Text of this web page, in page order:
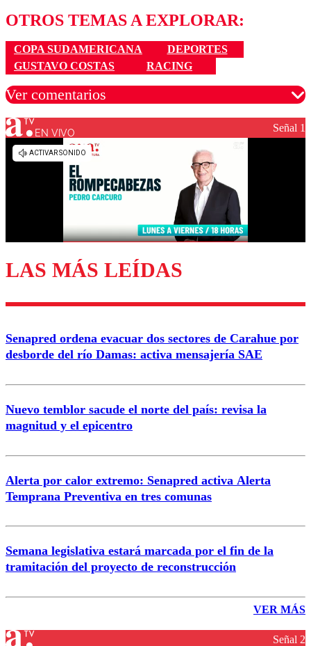
OTROS TEMAS A EXPLORAR:
COPA SUDAMERICANA
DEPORTES
GUSTAVO COSTAS
RACING
Ver comentarios
Los comentarios son moderados para garantizar un
diálogo respetuoso.
Enviar comentario
EN VIVO Señal 1
LAS MÁS LEÍDAS
Senapred ordena evacuar dos sectores de Carahue por
desborde del río Damas: activa mensajería SAE
Nuevo temblor sacude el norte del país: revisa la
magnitud y el epicentro
Alerta por calor extremo: Senapred activa Alerta
Temprana Preventiva en tres comunas
Semana legislativa estará marcada por el fin de la
tramitación del proyecto de reconstrucción
VER MÁS
Señal 2